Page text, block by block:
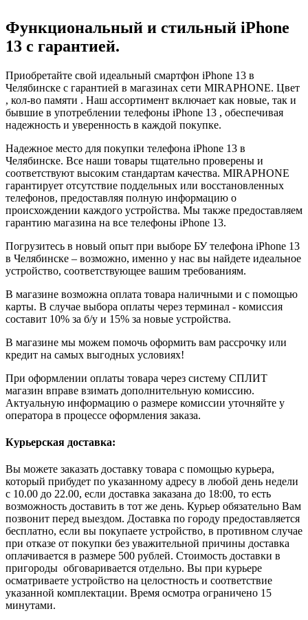
Функциональный и стильный iPhone
13 с гарантией.
Приобретайте свой идеальный смартфон iPhone 13 в
Челябинске с гарантией в магазинах сети MIRAPHONE. Цвет
, кол-во памяти . Наш ассортимент включает как новые, так и
бывшие в употреблении телефоны iPhone 13 , обеспечивая
надежность и уверенность в каждой покупке.
Надежное место для покупки телефона iPhone 13 в
Челябинске. Все наши товары тщательно проверены и
соответствуют высоким стандартам качества. MIRAPHONE
гарантирует отсутствие поддельных или восстановленных
телефонов, предоставляя полную информацию о
происхождении каждого устройства. Мы также предоставляем
гарантию магазина на все телефоны iPhone 13.
Погрузитесь в новый опыт при выборе БУ телефона iPhone 13
в Челябинске – возможно, именно у нас вы найдете идеальное
устройство, соответствующее вашим требованиям.
В магазине возможна оплата товара наличными и с помощью
карты. В случае выбора оплаты через терминал - комиссия
составит 10% за б/у и 15% за новые устройства.
В магазине мы можем помочь оформить вам рассрочку или
кредит на самых выгодных условиях!
При оформлении оплаты товара через систему СПЛИТ
магазин вправе взимать дополнительную комиссию.
Актуальную информацию о размере комиссии уточняйте у
оператора в процессе оформления заказа.
Курьерская доставка:
Вы можете заказать доставку товара с помощью курьера,
который прибудет по указанному адресу в любой день недели
с 10.00 до 22.00, если доставка заказана до 18:00, то есть
возможность доставить в тот же день. Курьер обязательно Вам
позвонит перед выездом. Доставка по городу предоставляется
бесплатно, если вы покупаете устройство, в противном случае
при отказе от покупки без уважительной причины доставка
оплачивается в размере 500 рублей. Стоимость доставки в
пригороды обговаривается отдельно. Вы при курьере
осматриваете устройство на целостность и соответствие
указанной комплектации. Время осмотра ограничено 15
минутами.